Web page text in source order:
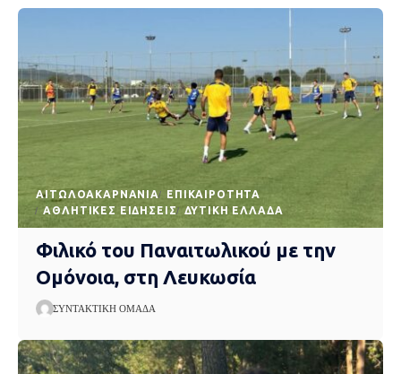
AΙΤΩΛΟΑΚΑΡΝΑΝΊΑ
EΠΙΚΑΙΡΌΤΗΤΑ
ΑΘΛΗΤΙΚΈΣ ΕΙΔΉΣΕΙΣ
ΔΥΤΙΚΉ ΕΛΛΆΔΑ
Φιλικό του Παναιτωλικού με την
Ομόνοια, στη Λευκωσία
ΣΥΝΤΑΚΤΙΚΉ ΟΜΆΔΑ